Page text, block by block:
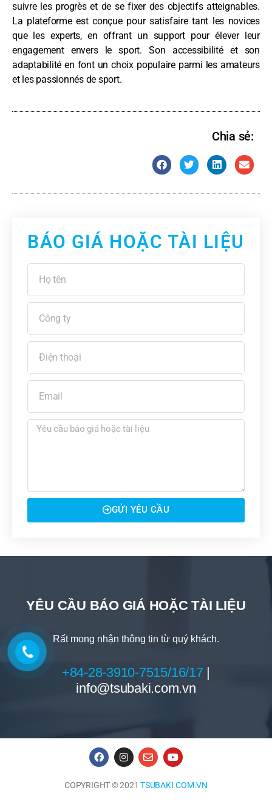
suivre les progrès et de se fixer des objectifs atteignables.
La plateforme est conçue pour satisfaire tant les novices
que les experts, en offrant un support pour élever leur
engagement envers le sport. Son accessibilité et son
adaptabilité en font un choix populaire parmi les amateurs
et les passionnés de sport.
Chia sẻ:
BÁO GIÁ HOẶC TÀI LIỆU
GỬI YÊU CẦU
YÊU CẦU BÁO GIÁ HOẶC TÀI LIỆU
Rất mong nhận thông tin từ quý khách.
+84-28-3910-7515/16/17 |
info@tsubaki.com.vn
COPYRIGHT © 2021TSUBAKI.COM.VN